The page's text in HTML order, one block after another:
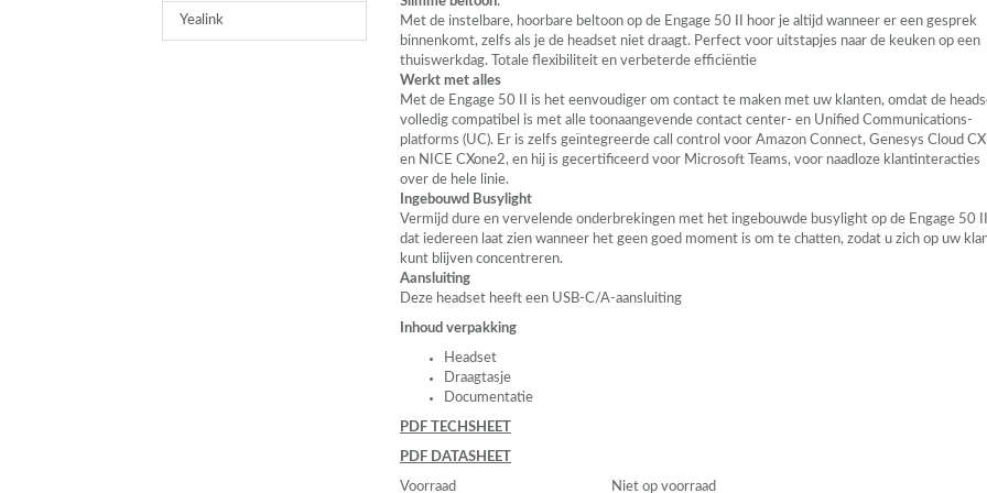
Yealink
Met de instelbare, hoorbare beltoon op de Engage 50 II hoor je altijd wanneer er een gesprek
binnenkomt, zelfs als je de headset niet draagt. Perfect voor uitstapjes naar de keuken op een
thuiswerkdag. Totale flexibiliteit en verbeterde efficiëntie
Werkt met alles
Met de Engage 50 II is het eenvoudiger om contact te maken met uw klanten, omdat de
volledig compatibel is met alle toonaangevende contact center- en Unified Communications-
platforms (UC). Er is zelfs geïntegreerde call control voor Amazon Connect, Genesys Cloud CX
en NICE CXone2, en hij is gecertificeerd voor Microsoft Teams, voor naadloze klantinteracties
over de hele linie.
Ingebouwd Busylight
Vermijd dure en vervelende onderbrekingen met het ingebouwde busylight op de Engage 50
dat iedereen laat zien wanneer het geen goed moment is om te chatten, zodat u zich op uw
kunt blijven concentreren.
Aansluiting
Deze headset heeft een USB-C/A-aansluiting
Inhoud verpakking
Headset
Draagtasje
Documentatie
PDF TECHSHEET
PDF DATASHEET
Voorraad Niet op voorraad